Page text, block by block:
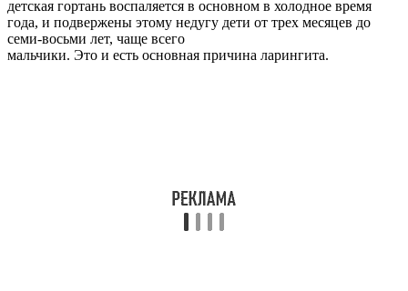
детская гортань воспаляется в основном в холодное время
года, и подвержены этому недугу дети от трех месяцев до
семи-восьми лет, чаще всего
мальчики. Это и есть основная причина ларингита.